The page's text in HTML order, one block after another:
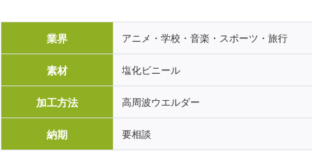
業界 アニメ・学校・音楽・スポーツ・旅行
素材 塩化ビニール
加工方法 高周波ウエルダー
納期 要相談